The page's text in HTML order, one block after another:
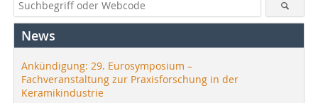
News
Ankündigung: 29. Eurosymposium –
Fachveranstaltung zur Praxisforschung in der
Keramikindustrie